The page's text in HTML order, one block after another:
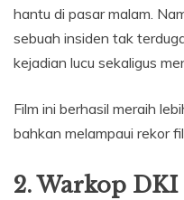
hantu di pasar malam.
sebuah insiden tak
kejadian lucu sekaligus
Film ini berhasil meraih
bahkan melampaui rekor
2. Warkop